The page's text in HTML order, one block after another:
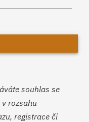
souhlas se
rozsahu
registrace či